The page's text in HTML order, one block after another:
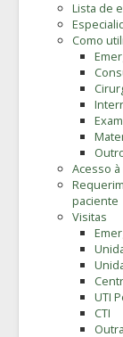
Lista de
Como
Acesso
paciente
Visitas
UTI
CTI